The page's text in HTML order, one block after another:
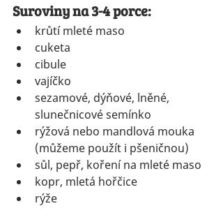
Suroviny na 3-4 porce:
krůtí mleté maso
cuketa
cibule
vajíčko
sezamové, dýňové, lněné,
slunečnicové semínko
rýžová nebo mandlová mouka
(můžeme použít i pšeničnou)
sůl, pepř, koření na mleté maso
kopr, mletá hořčice
rýže